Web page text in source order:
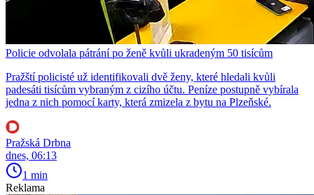
Policie odvolala pátrání po ženě kvůli ukradeným 50 tisícům
Pražští policisté už identifikovali dvě ženy, které hledali kvůli
padesáti tisícům vybraným z cizího účtu. Peníze postupně vybírala
jedna z nich pomocí karty, která zmizela z bytu na Plzeňské.
Pražská Drbna
dnes, 06:13
1 min
Reklama